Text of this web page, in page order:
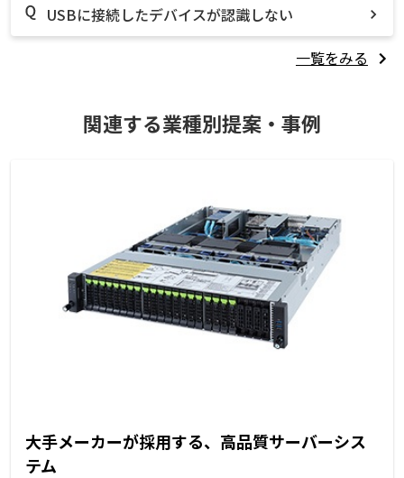
USBに接続したデバイスが認識しない
一覧をみる
関連する業種別提案・事例
大手メーカーが採用する、高品質サーバーシス
テム